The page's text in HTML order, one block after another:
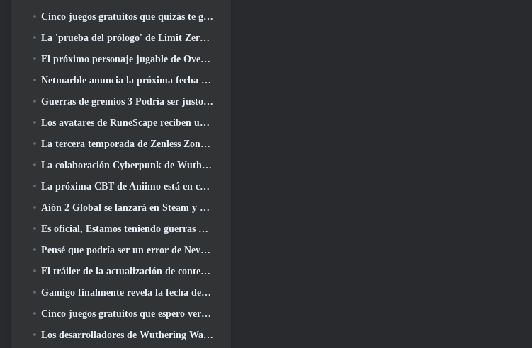
Cinco juegos gratuitos que quizás te guste probar durante el Bullet Fest
La 'prueba del prólogo' de Limit Zero Breakers comienza hoy
El próximo personaje jugable de Overwatch parece ser un jefe criminal cyborg con exceso de trabajo
Netmarble anuncia la próxima fecha de lanzamiento global de RF Online
Guerras de gremios 3 Podría ser justo lo que la industria de los MMO necesita ahora mismo
Los avatares de RuneScape reciben una revisión en la mayor actualización visual del juego en los últimos diez años
La tercera temporada de Zenless Zone Zero comienza con un viaje a una isla Bangboo en el cielo, Y a la plataforma Steam
La colaboración Cyberpunk de Wuthering Waves es exactamente lo que quiero de mis eventos cruzados de videojuegos
La próxima CBT de Aniimo está en camino... Y, Tenemos una ventana de lanzamiento oficial
Aión 2 Global se lanzará en Steam y Purple a finales de este año
Es oficial, Estamos teniendo guerras de gremios 3
Pensé que podría ser un error de Neverness To Everness tener el evento Porsche Collab Gacha tan temprano, Pero me equivoqué
El tráiler de la actualización de contenido final de Destiny 2 es un grito de guerra
Gamigo finalmente revela la fecha del regreso de Gloria Victis, ¿Sobrevivirá la segunda vez??
Cinco juegos gratuitos que espero ver durante el Summer Game Fest
Los desarrolladores de Wuthering Waves discuten la creación de la secuencia de batalla Lahai-Roi Mech